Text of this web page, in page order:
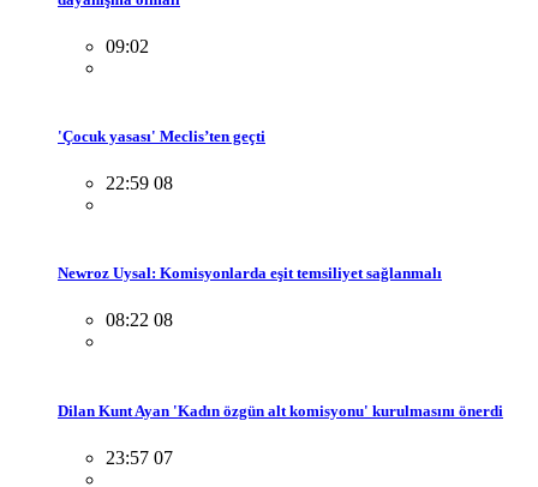
09:02
'Çocuk yasası' Meclis’ten geçti
22:59 08
Newroz Uysal: Komisyonlarda eşit temsiliyet sağlanmalı
08:22 08
Dilan Kunt Ayan 'Kadın özgün alt komisyonu' kurulmasını önerdi
23:57 07